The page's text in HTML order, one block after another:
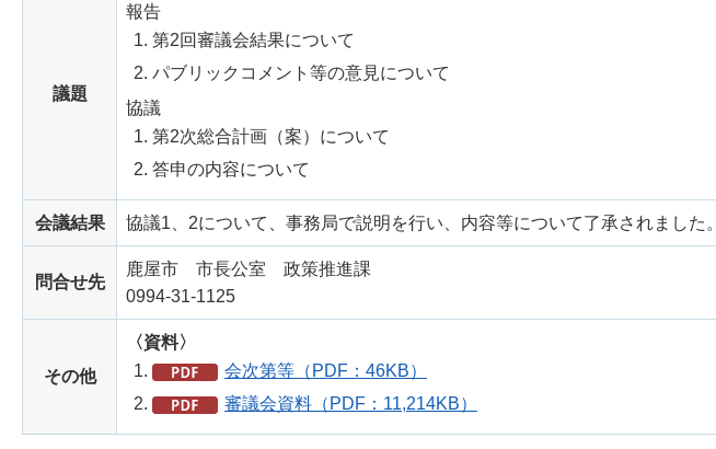
議題
報告
第2回審議会結果について
パブリックコメント等の意見について
協議
第2次総合計画（案）について
答申の内容について
会議結果 協議1、2について、事務局で説明を行い、内容等について了承されました。
問合せ先
鹿屋市 市長公室 政策推進課
0994-31-1125
その他
〈資料〉
会次第等（PDF：46KB）
審議会資料（PDF：11,214KB）